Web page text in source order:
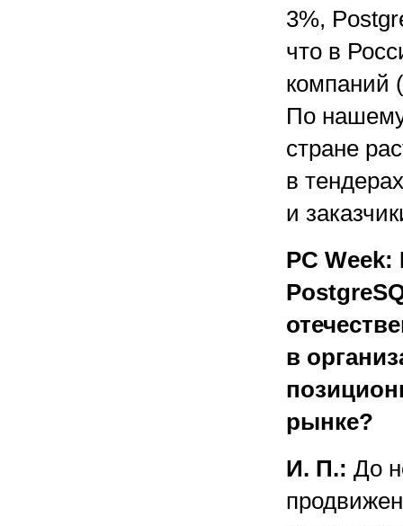
3%,
что в
компаний
По
стране
в
и
PC
в
рынке?
И. П.: До